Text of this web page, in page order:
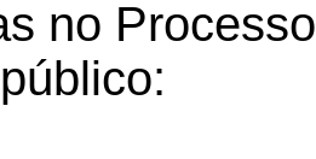
no